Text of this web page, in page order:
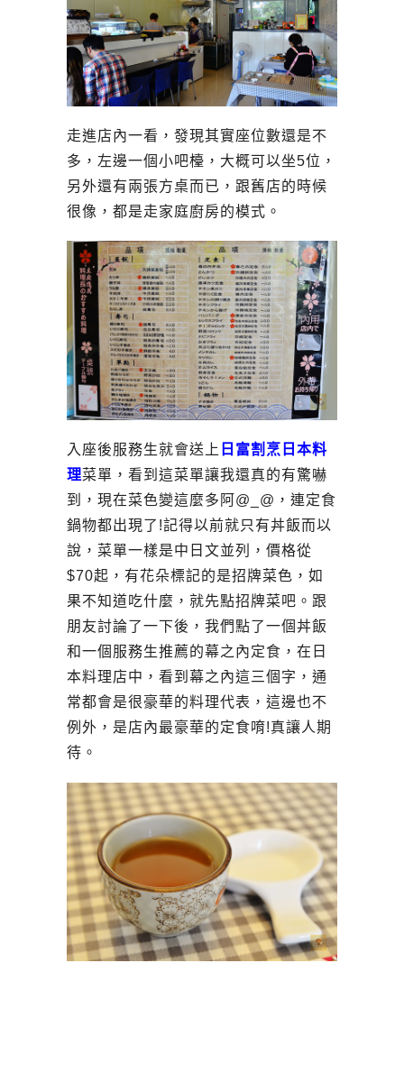
走進店內一看，發現其實座位數還是不
多，左邊一個小吧檯，大概可以坐5位，
另外還有兩張方桌而已，跟舊店的時候
很像，都是走家庭廚房的模式。
入座後服務生就會送上 日富割烹日本料
理菜單，看到這菜單讓我還真的有驚嚇
到，現在菜色變這麼多阿@_@，連定食
鍋物都出現了!記得以前就只有丼飯而以
說，菜單一樣是中日文並列，價格從
$70起，有花朵標記的是招牌菜色，如
果不知道吃什麼，就先點招牌菜吧。跟
朋友討論了一下後，我們點了一個丼飯
和一個服務生推薦的幕之內定食，在日
本料理店中，看到幕之內這三個字，通
常都會是很豪華的料理代表，這邊也不
例外，是店內最豪華的定食唷!真讓人期
待。